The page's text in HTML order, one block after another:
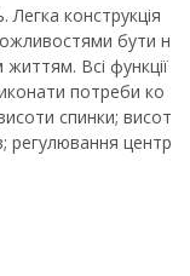
Легка конструкція
бути н
Всі функції
потреби ко
спинки; висот
регулювання центр